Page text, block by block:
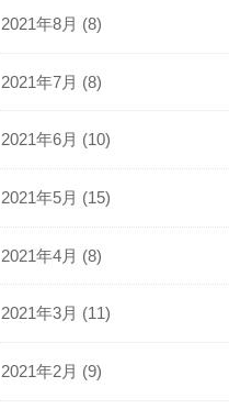
2021年8月 (8)
2021年7月 (8)
2021年6月 (10)
2021年5月 (15)
2021年4月 (8)
2021年3月 (11)
2021年2月 (9)